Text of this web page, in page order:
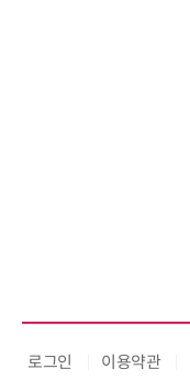
로그인 이용약관